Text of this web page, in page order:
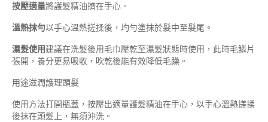
按壓適量將護髮精油擠在手心。
溫熱抹勻以手心溫熱搓揉後，均勻塗抹於髮中至髮尾。
濕髮使用建議在洗髮後用毛巾壓乾至濕髮狀態時使用，此時毛鱗片
張開，養分更易吸收，吹乾後能有效降低毛躁。
用途滋潤護理頭髮
使用方法打開瓶蓋，按壓出適量護髮精油在手心，以手心溫熱搓揉
後抹在頭髮上，無須沖洗。